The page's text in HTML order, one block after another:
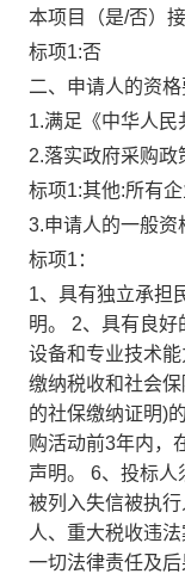
本项目（是/否）
标项1:否
二、申请人的资格
1.满足《中华人民
2.落实政府采购政
标项1:其他:所有企
3.申请人的一般资
标项1：
1、具有独立承担
明。 2、具有良
设备和专业技术
缴纳税收和社会
的社保缴纳证明)
购活动前3年内，
声明。 6、投标人
被列入失信被执
人、重大税收违
一切法律责任及后